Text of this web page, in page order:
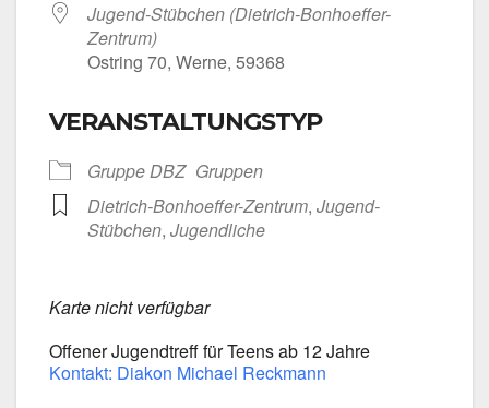
Jugend-Stübchen (Dietrich-Bonhoeffer-
Zentrum)
Ost­ring 70, Wer­ne, 59368
VERANSTALTUNGSTYP
Grup­pe DBZ Grup­pen
Dietrich-Bonhoeffer-Zentrum, Jugend-
Stübchen, Jugend­li­che
Kar­te nicht ver­füg­bar
Offe­ner Jugend­treff für Teens ab 12 Jah­re
Kon­takt: Dia­kon Micha­el Reck­mann